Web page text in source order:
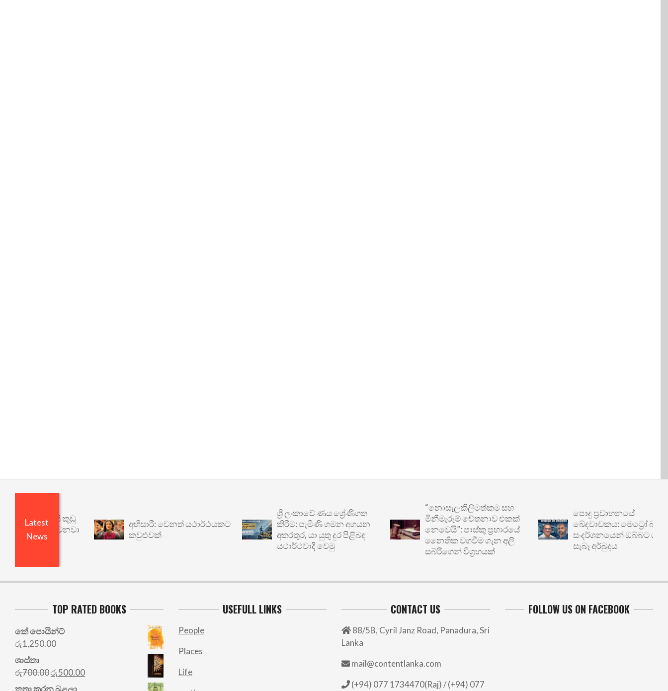
Latest
News
ඇතුළෙයි කුඩු
වෙනවා
අභිසාරී: වෙනත් යථාර්ථයකට
කවුළුවක්
ශ්‍රී ලංකාවේ ණය ශ්‍රේණිගත
කිරීම: පැමිණි ගමන අගයන
අතරතුර, යා යුතු දුර පිළිබඳ
යථාර්ථවාදී වෙමු
“නොසැලකිලිමත්කම සහ
මිනීමැරුම් චේතනාව එකක්
නෙවෙයි”: පාස්කු ප්‍රහාරයේ
නෛතික වගවීම ගැන අලි
සබ්රිගෙන් විග්‍රහයක්
පොදු ප්‍රවාහනයේ
ඛේදවාචකය: මෙට්‍රෝ බස්
සංදර්ශනයෙන් ඔබ්බට ගිය
සැබෑ අර්බුදය
TOP RATED BOOKS
කේ පොයින්ට්
රු1,250.00
ශාස්තෘ
රු700.00Original
price
රු500.00Current
කතා කරන බළලා
USEFULL LINKS
People
Places
Life
CONTACT US
88/5B, Cyril Janz Road, Panadura, Sri
Lanka
mail@contentlanka.com
(+94) 077 1734470(Raj) / (+94) 077
FOLLOW US ON FACEBOOK